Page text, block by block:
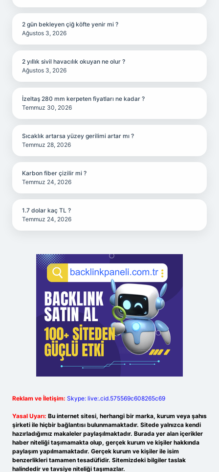
2 gün bekleyen çiğ köfte yenir mi ?
Ağustos 3, 2026
2 yıllık sivil havacılık okuyan ne olur ?
Ağustos 3, 2026
İzeltaş 280 mm kerpeten fiyatları ne kadar ?
Temmuz 30, 2026
Sıcaklık artarsa yüzey gerilimi artar mı ?
Temmuz 28, 2026
Karbon fiber çizilir mi ?
Temmuz 24, 2026
1.7 dolar kaç TL ?
Temmuz 24, 2026
Reklam ve İletişim: Skype: live:.cid.575569c608265c69
Yasal Uyarı: Bu internet sitesi, herhangi bir marka, kurum veya şahıs
şirketi ile hiçbir bağlantısı bulunmamaktadır. Sitede yalnızca kendi
hazırladığımız makaleler paylaşılmaktadır. Burada yer alan içerikler
haber niteliği taşımamakta olup, gerçek kurum ve kişiler hakkında
paylaşım yapılmamaktadır. Gerçek kurum ve kişiler ile isim
benzerlikleri tamamen tesadüfidir. Sitemizdeki bilgiler taslak
halindedir ve tavsiye niteliği taşımazlar.